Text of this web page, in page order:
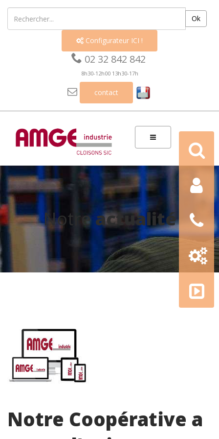
Ok
 Configurateur ICI !
 02 32 842 842
8h30-12h00 13h30-17h
 contact
Notreactualité
Notre Coopérative a
3D
academy